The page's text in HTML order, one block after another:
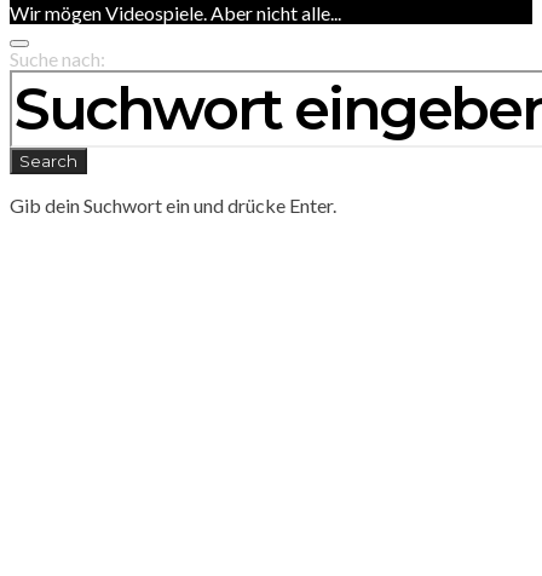
Wir mögen Videospiele. Aber nicht alle...
Suche nach:
Search
Gib dein Suchwort ein und drücke Enter.